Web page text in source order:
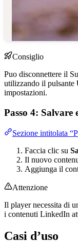
Consiglio
Puo disconnettere il
utilizzando il pulsante
impostazioni.
Passo 4: Salvare
Sezione intitolata
Faccia clic su
Il nuovo
Aggiunga il
Attenzione
Il player necessita di
i contenuti LinkedIn
Casi d’uso